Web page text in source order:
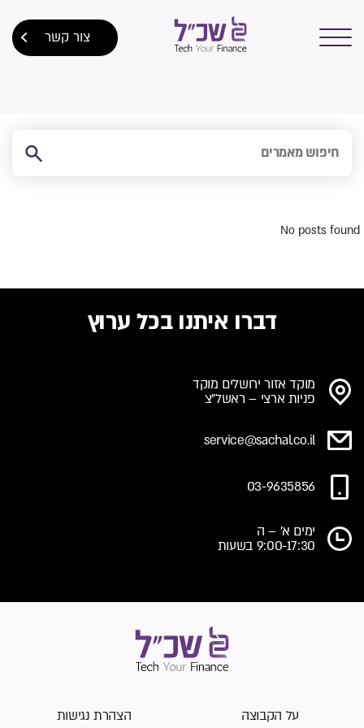
צור קשר
No posts found
דברו איתנו בכל ערוץ
מוקד אזור ירושלים מוקד
פניות ארצי – ראשל"צ
service@sachal.co.il
03-9635856
ימים א' – ה
9:00-17:30 בשעות
על הקבוצה הצהרת נגישות